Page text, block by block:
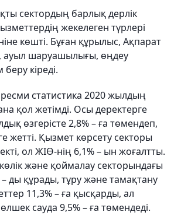
сектордың барлық дерлік
жекелеген түрлері
көшті. Бұған құрылыс, Ақпарат
ауыл шаруашылығы, өңдеу
беру кіреді.
ресми статистика 2020 жылдың
қол жетімді. Осы деректерге
өзгерісте 2,8% – ға төмендеп,
жетті. Қызмет көрсету секторы
ол ЖІӨ-нің 6,1% – ын жоғалтты.
және қоймалау секторындағы
ды құрады, тұру және тамақтану
11,3% – ға қысқарды, ал
сауда 9,5% – ға төмендеді.